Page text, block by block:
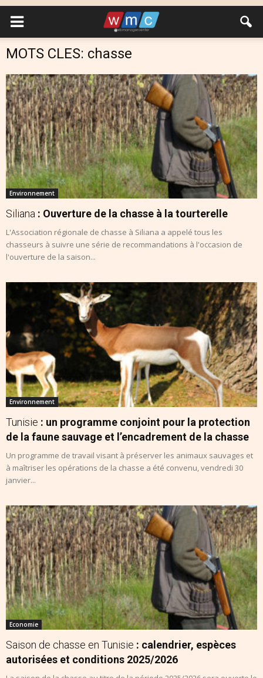
MOTS CLES: chasse
Environnement
Siliana : Ouverture de la chasse à la tourterelle
L'Association régionale de chasse à Siliana a appelé tous les
chasseurs à suivre une série de recommandations à l'occasion de
l'ouverture de la saison...
Environnement
Tunisie : un programme conjoint pour la protection
de la faune sauvage et l’encadrement de la chasse
Un programme de travail visant à préserver les animaux sauvages et
à maîtriser les opérations de la chasse a été convenu, vendredi 30
janvier...
Economie
Saison de chasse en Tunisie : calendrier, espèces
autorisées et conditions 2025/2026